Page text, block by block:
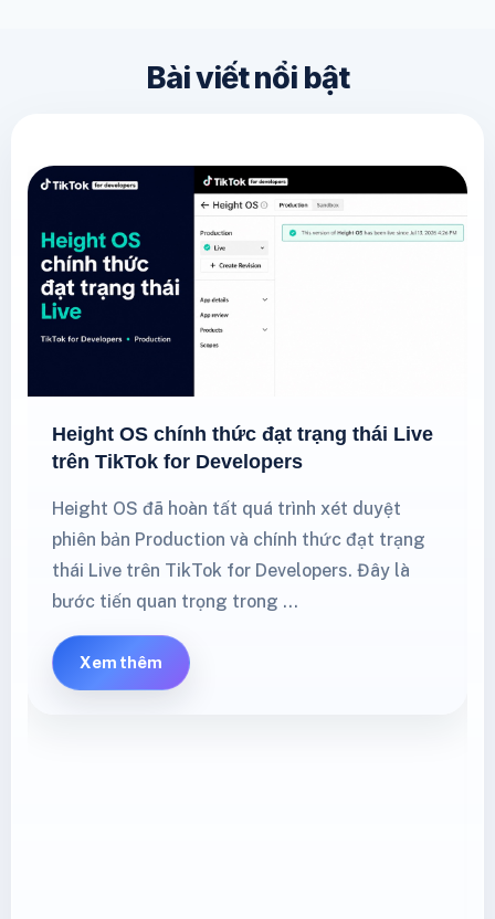
Bài viết nổi bật
Height OS chính thức đạt trạng thái Live
trên TikTok for Developers
Height OS đã hoàn tất quá trình xét duyệt
phiên bản Production và chính thức đạt trạng
thái Live trên TikTok for Developers. Đây là
bước tiến quan trọng trong …
Xem thêm